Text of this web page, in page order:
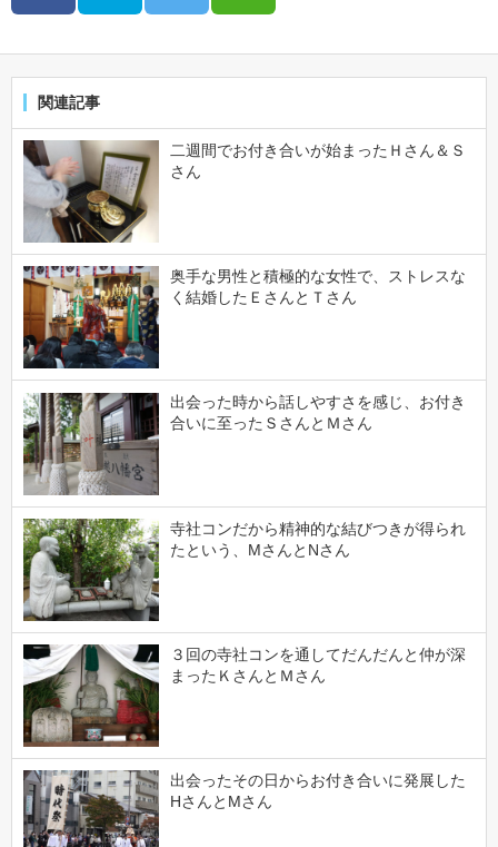
関連記事
二週間でお付き合いが始まったＨさん＆Ｓ
さん
奥手な男性と積極的な女性で、ストレスな
く結婚したＥさんとＴさん
出会った時から話しやすさを感じ、お付き
合いに至ったＳさんとＭさん
寺社コンだから精神的な結びつきが得られ
たという、MさんとNさん
３回の寺社コンを通してだんだんと仲が深
まったＫさんとＭさん
出会ったその日からお付き合いに発展した
HさんとMさん